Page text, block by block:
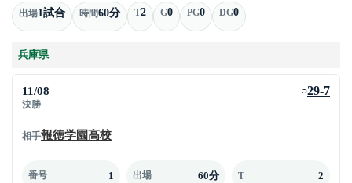
出場1試合 時間60分 T2 G0 PG0 DG0
兵庫県
11/08
決勝
○29-7
相手報徳学園高校
番号 1 出場 60分 T 2